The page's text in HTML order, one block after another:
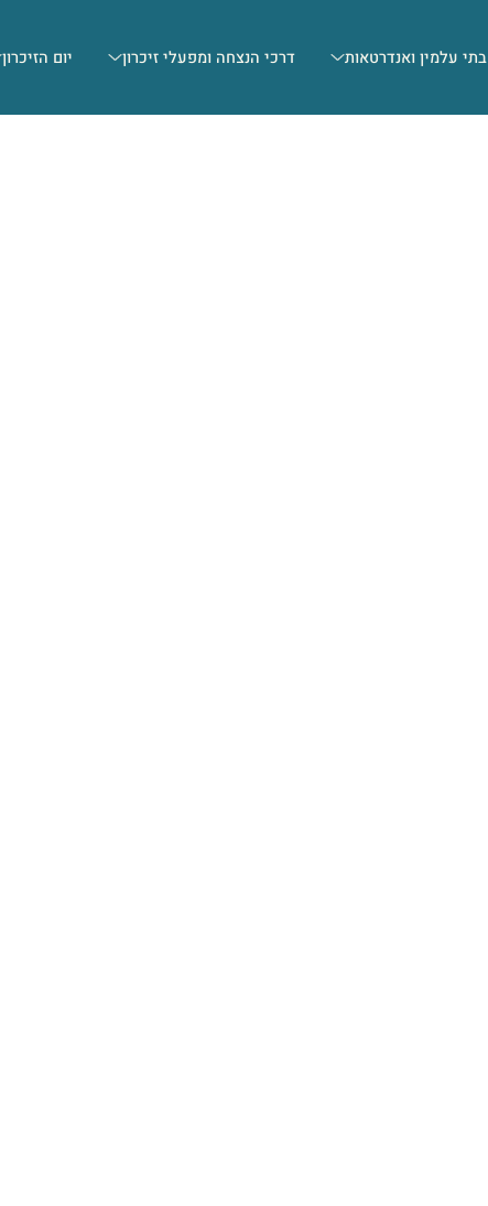
בתי עלמין ואנדרטאות דרכי הנצחה ומפעלי זיכרון יום הזיכרון